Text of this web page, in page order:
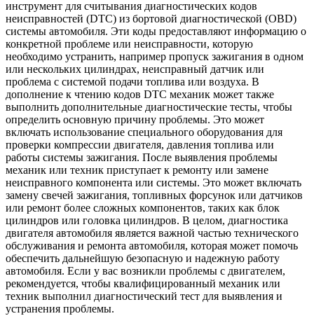
инструмент для считывания диагностических кодов
неисправностей (DTC) из бортовой диагностической (OBD)
системы автомобиля. Эти коды предоставляют информацию о
конкретной проблеме или неисправности, которую
необходимо устранить, например пропуск зажигания в одном
или нескольких цилиндрах, неисправный датчик или
проблема с системой подачи топлива или воздуха. В
дополнение к чтению кодов DTC механик может также
выполнить дополнительные диагностические тесты, чтобы
определить основную причину проблемы. Это может
включать использование специального оборудования для
проверки компрессии двигателя, давления топлива или
работы системы зажигания. После выявления проблемы
механик или техник приступает к ремонту или замене
неисправного компонента или системы. Это может включать
замену свечей зажигания, топливных форсунок или датчиков
или ремонт более сложных компонентов, таких как блок
цилиндров или головка цилиндров. В целом, диагностика
двигателя автомобиля является важной частью технического
обслуживания и ремонта автомобиля, которая может помочь
обеспечить дальнейшую безопасную и надежную работу
автомобиля. Если у вас возникли проблемы с двигателем,
рекомендуется, чтобы квалифицированный механик или
техник выполнил диагностический тест для выявления и
устранения проблемы.